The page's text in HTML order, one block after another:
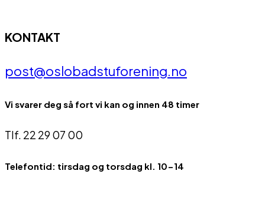
KONTAKT
post@oslobadstuforening.no
Vi svarer deg så fort vi kan og innen 48 timer
Tlf. 22 29 07 00
Telefontid: tirsdag og torsdag kl. 10-14